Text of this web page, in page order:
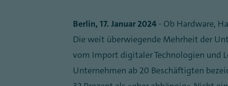
Berlin, 17. Januar 2024 - Ob Hardware,
Die weit überwiegende Mehrheit der
vom Import digitaler Technologien und
Unternehmen ab 20 Beschäftigten